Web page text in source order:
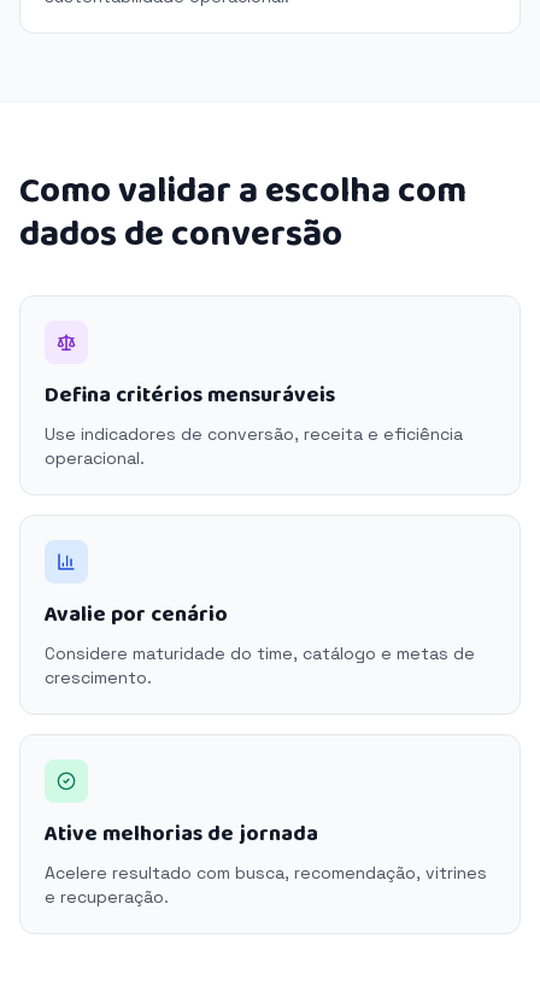
Como validar a escolha com
dados de conversão
Defina critérios mensuráveis
Use indicadores de conversão, receita e eficiência
operacional.
Avalie por cenário
Considere maturidade do time, catálogo e metas de
crescimento.
Ative melhorias de jornada
Acelere resultado com busca, recomendação, vitrines
e recuperação.